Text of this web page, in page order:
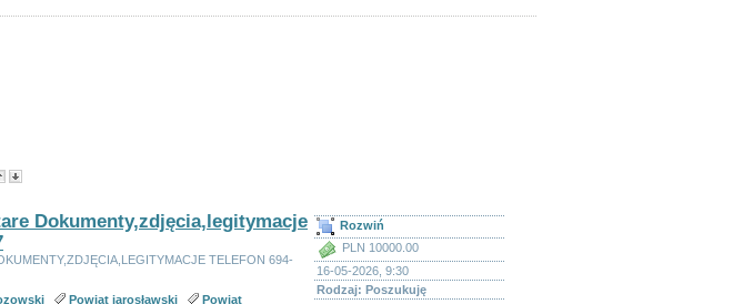
Dokumenty,zdjęcia,legitymacje
TELEFON 694-
Powiat jarosławski
Powiat
Rozwiń
PLN 10000.00
16-05-2026, 9:30
Rodzaj: Poszukuję